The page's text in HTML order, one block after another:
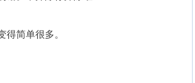
简单很多。